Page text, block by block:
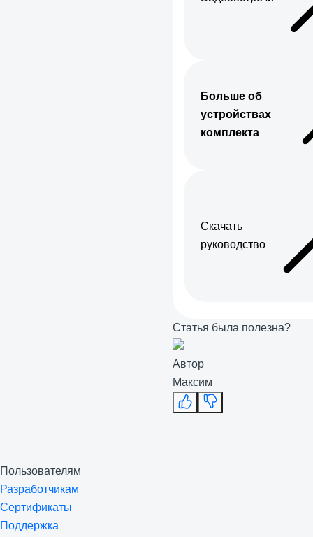
Больше об
устройствах
комплекта
Скачать
руководство
Статья была полезна?
Автор
Максим
Пользователям
Разработчикам
Сертификаты
Поддержка